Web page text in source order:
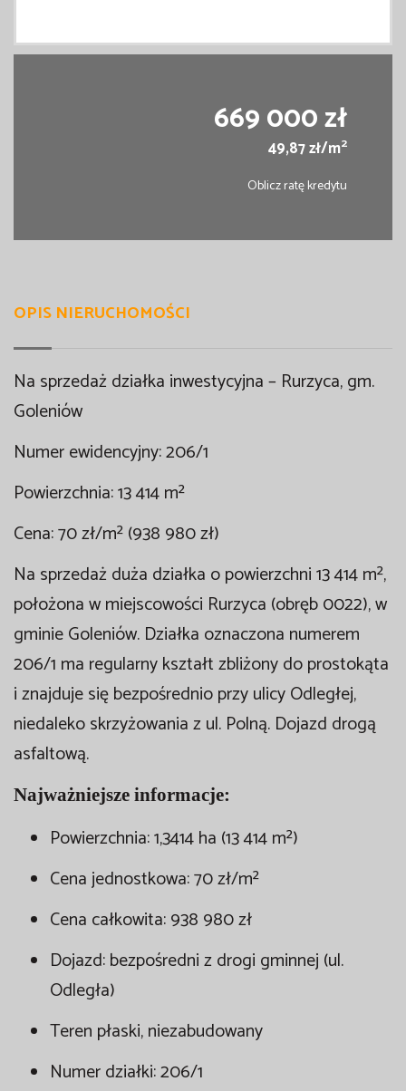
669 000 zł
49,87 zł/m2
Oblicz ratę kredytu
OPIS NIERUCHOMOŚCI
Na sprzedaż działka inwestycyjna – Rurzyca, gm.
Goleniów
Numer ewidencyjny: 206/1
Powierzchnia: 13 414 m²
Cena: 70 zł/m² (938 980 zł)
Na sprzedaż duża działka o powierzchni 13 414 m²,
położona w miejscowości Rurzyca (obręb 0022), w
gminie Goleniów. Działka oznaczona numerem
206/1 ma regularny kształt zbliżony do prostokąta
i znajduje się bezpośrednio przy ulicy Odległej,
niedaleko skrzyżowania z ul. Polną. Dojazd drogą
asfaltową.
Najważniejsze informacje:
Powierzchnia: 1,3414 ha (13 414 m²)
Cena jednostkowa: 70 zł/m²
Cena całkowita: 938 980 zł
Dojazd: bezpośredni z drogi gminnej (ul.
Odległa)
Teren płaski, niezabudowany
Numer działki: 206/1